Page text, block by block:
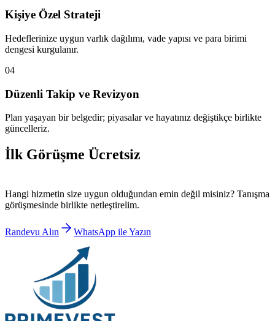
Kişiye Özel Strateji
Hedeflerinize uygun varlık dağılımı, vade yapısı ve para birimi
dengesi kurgulanır.
04
Düzenli Takip ve Revizyon
Plan yaşayan bir belgedir; piyasalar ve hayatınız değiştikçe birlikte
güncelleriz.
İlk Görüşme Ücretsiz
Hangi hizmetin size uygun olduğundan emin değil misiniz? Tanışma
görüşmesinde birlikte netleştirelim.
Randevu Alın WhatsApp ile Yazın